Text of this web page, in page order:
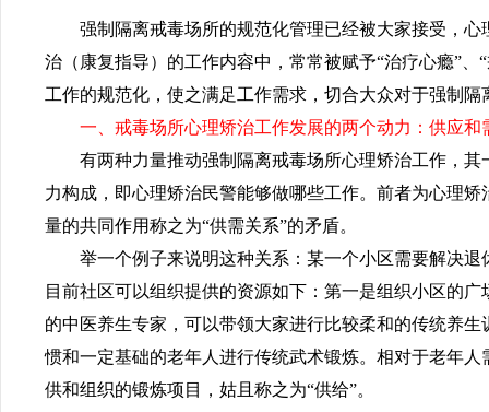
强制隔离戒毒场所的规范化管理已经被大家接受，
治（康复指导）的工作内容中，常常被赋予“治疗心瘾”、
工作的规范化，使之满足工作需求，切合大众对于强制
一、戒毒场所心理矫治工作发展的两个动力：供应和
有两种力量推动强制隔离戒毒场所心理矫治工作，
力构成，即心理矫治民警能够做哪些工作。前者为心理
量的共同作用称之为“供需关系”的矛盾。
举一个例子来说明这种关系：某一个小区需要解决
目前社区可以组织提供的资源如下：第一是组织小区的
的中医养生专家，可以带领大家进行比较柔和的传统养
惯和一定基础的老年人进行传统武术锻炼。相对于老年
供和组织的锻炼项目，姑且称之为“供给”。